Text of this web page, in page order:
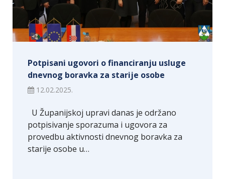
Potpisani ugovori o financiranju usluge
dnevnog boravka za starije osobe
12.02.2025.
U Županijskoj upravi danas je održano
potpisivanje sporazuma i ugovora za
provedbu aktivnosti dnevnog boravka za
starije osobe u…